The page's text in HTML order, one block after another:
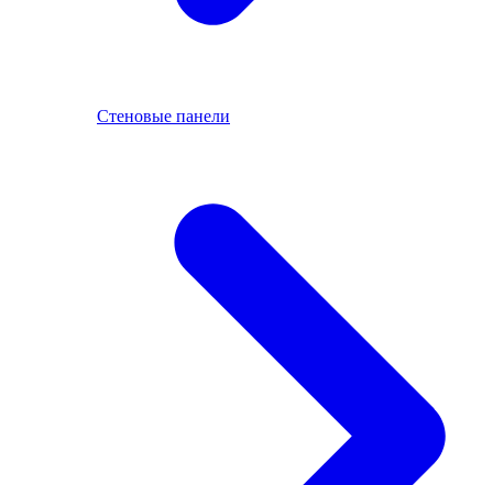
Стеновые панели